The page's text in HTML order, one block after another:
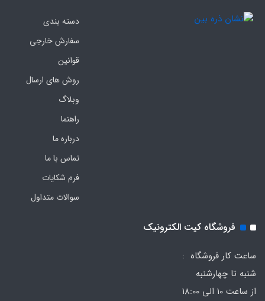
دسته بندی
سفارش خارجی
قوانین
روش های ارسال
وبلاگ
راهنما
درباره ما
تماس با ما
فرم‌ شکایات
سوالات متداول
فروشگاه کیت الکترونیک
ساعت کار فروشگاه :
شنبه تا چهارشنبه
از ساعت 10 الی 18:00